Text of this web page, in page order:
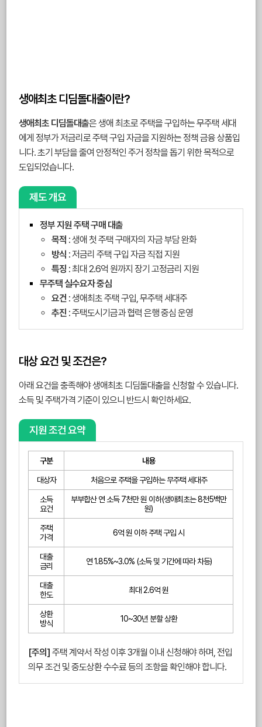
생애최초 디딤돌대출이란?
생애최초 디딤돌대출은 생애 최초로 주택을 구입하는 무주택 세대
에게 정부가 저금리로 주택 구입 자금을 지원하는 정책 금융 상품입
니다. 초기 부담을 줄여 안정적인 주거 정착을 돕기 위한 목적으로
도입되었습니다.
제도 개요
정부 지원 주택 구매 대출
목적 : 생애 첫 주택 구매자의 자금 부담 완화
방식 : 저금리 주택 구입 자금 직접 지원
특징 : 최대 2.6억 원까지 장기 고정금리 지원
무주택 실수요자 중심
요건 : 생애최초 주택 구입, 무주택 세대주
추진 : 주택도시기금과 협력 은행 중심 운영
대상 요건 및 조건은?
아래 요건을 충족해야 생애최초 디딤돌대출을 신청할 수 있습니다.
소득 및 주택가격 기준이 있으니 반드시 확인하세요.
지원 조건 요약
구분 내용
대상자 처음으로 주택을 구입하는 무주택 세대주
소득
요건
부부합산 연 소득 7천만 원 이하(생애최초는 8천5백만
원)
주택
가격
6억 원 이하 주택 구입 시
대출
금리
연 1.85%~3.0% (소득 및 기간에 따라 차등)
대출
한도
최대 2.6억 원
상환
방식
10~30년 분할 상환
[주의] 주택 계약서 작성 이후 3개월 이내 신청해야 하며, 전입
의무 조건 및 중도상환 수수료 등의 조항을 확인해야 합니다.